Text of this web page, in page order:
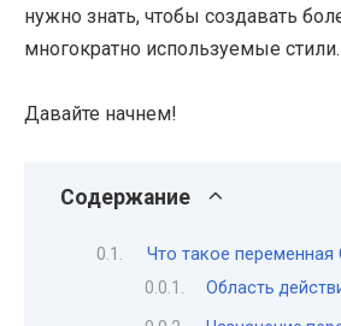
нужно знать, чтобы создавать
многократно используемые стили.
Давайте начнем!
Содержание
Что такое переменная
Область